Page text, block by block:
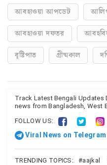
আবহাওয়া আপডেট
আবহাওয়া দফতর
বৃষ্টিপাত
গ্রীষ্মকাল
Track Latest Bengali Updates
news from Bangladesh, West
FOLLOW US:
Viral News on Telegram
TRENDING TOPICS: aajkal